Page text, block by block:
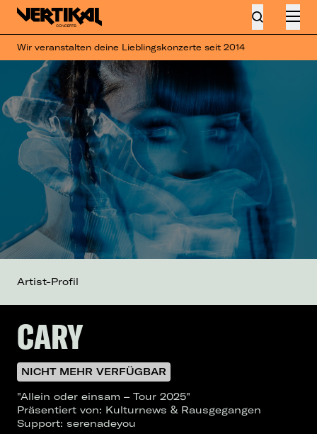
Wir veranstalten deine Lieblingskonzerte seit 2014
CARY
NICHT MEHR VERFÜGBAR
"Allein oder einsam – Tour 2025"
Präsentiert von: Kulturnews & Rausgegangen
Support: serenadeyou
Artist-Profil